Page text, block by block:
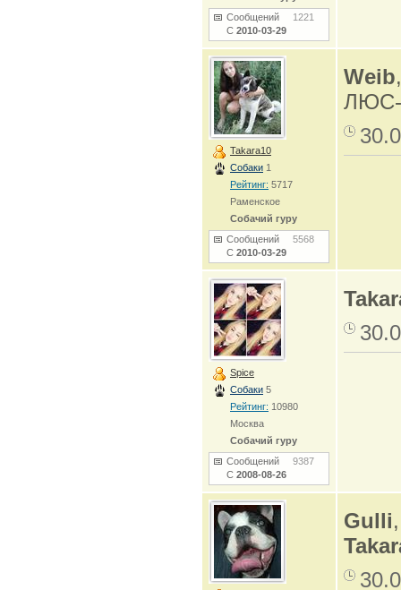
Сообщений 1221
С 2010-03-29
Takara10
Собаки 1
Рейтинг: 5717
Раменское
Собачий гуру
Сообщений 5568
С 2010-03-29
Weib
ЛЮС-
Spice
Собаки 5
Рейтинг: 10980
Москва
Собачий гуру
Сообщений 9387
С 2008-08-26
Gulli